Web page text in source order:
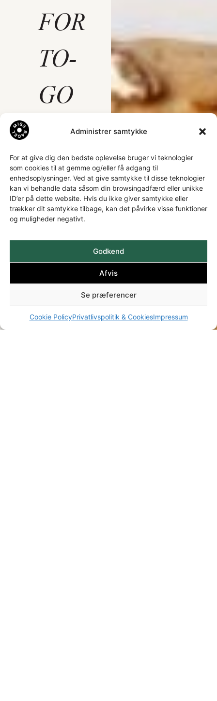
Administrer samtykke
For at give dig den bedste oplevelse bruger vi teknologier
som cookies til at gemme og/eller få adgang til
enhedsoplysninger. Ved at give samtykke til disse teknologier
kan vi behandle data såsom din browsingadfærd eller unikke
ID’er på dette website. Hvis du ikke giver samtykke eller
trækker dit samtykke tilbage, kan det påvirke visse funktioner
og muligheder negativt.
Godkend
Afvis
Se præferencer
Cookie PolicyPrivatlivspolitik & CookiesImpressum
FOR
TO-
GO